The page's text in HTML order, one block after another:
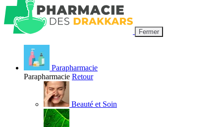
Fermer
Parapharmacie
Parapharmacie Retour
Beauté et Soin